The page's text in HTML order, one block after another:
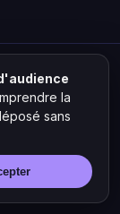
·Gérer les
la
sans